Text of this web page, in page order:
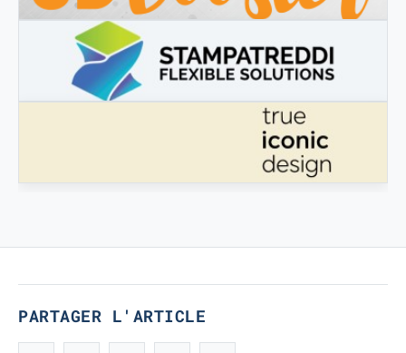
3DBOOSTER
3DBooster - Prodotti innovativi per stampa 3D
PARTAGER L'ARTICLE